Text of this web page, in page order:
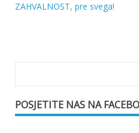
ZAHVALNOST, pre svega!
POSJETITE NAS NA